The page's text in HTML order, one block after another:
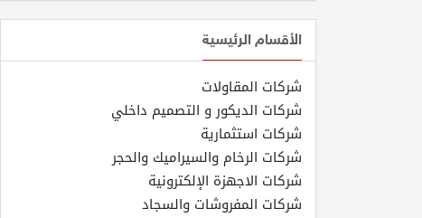
الأقسام الرئيسية
شركات المقاولات
شركات الديكور و التصميم داخلي
شركات استثمارية
شركات الرخام والسيراميك والحجر
شركات الاجهزة الإلكترونية
شركات المفروشات والسجاد